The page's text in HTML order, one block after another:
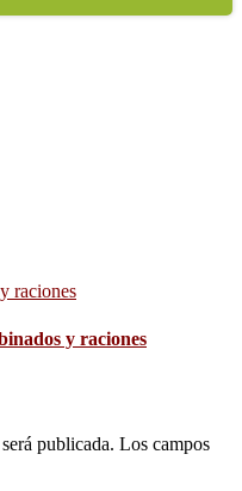
y raciones
publicada. Los campos